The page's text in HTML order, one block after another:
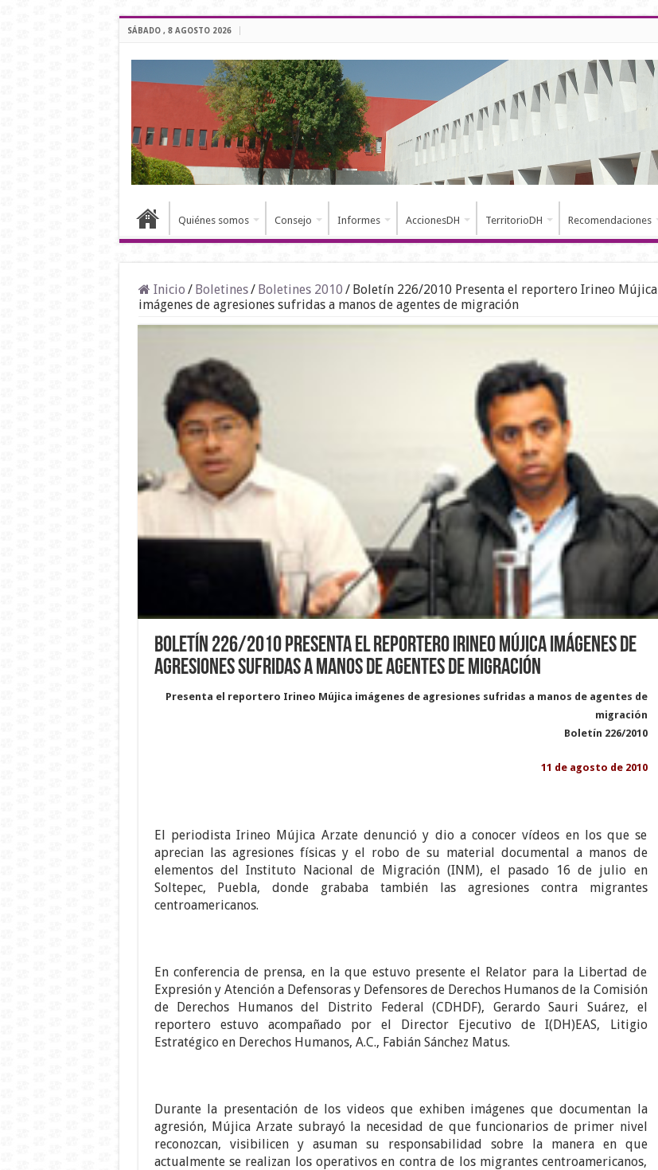
SÁBADO , 8 AGOSTO 2026
Quiénes somos Consejo Informes AccionesDH TerritorioDH Recomendaciones
Inicio / Boletines/ Boletines 2010 / Boletín 226/2010 Presenta el reportero Irineo Mújica
imágenes de agresiones sufridas a manos de agentes de migración
Boletín 226/2010 Presenta el reportero Irineo Mújica imágenes de
agresiones sufridas a manos de agentes de migración
Presenta el reportero Irineo Mújica imágenes de agresiones sufridas a manos de agentes de
migración
Boletín 226/2010
11 de agosto de 2010
El periodista Irineo Mújica Arzate denunció y dio a conocer vídeos en los que se
aprecian las agresiones físicas y el robo de su material documental a manos de
elementos del Instituto Nacional de Migración (INM), el pasado 16 de julio en
Soltepec, Puebla, donde grababa también las agresiones contra migrantes
centroamericanos.
En conferencia de prensa, en la que estuvo presente el Relator para la Libertad de
Expresión y Atención a Defensoras y Defensores de Derechos Humanos de la Comisión
de Derechos Humanos del Distrito Federal (CDHDF), Gerardo Sauri Suárez, el
reportero estuvo acompañado por el Director Ejecutivo de I(DH)EAS, Litigio
Estratégico en Derechos Humanos, A.C., Fabián Sánchez Matus.
Durante la presentación de los videos que exhiben imágenes que documentan la
agresión, Mújica Arzate subrayó la necesidad de que funcionarios de primer nivel
reconozcan, visibilicen y asuman su responsabilidad sobre la manera en que
actualmente se realizan los operativos en contra de los migrantes centroamericanos,